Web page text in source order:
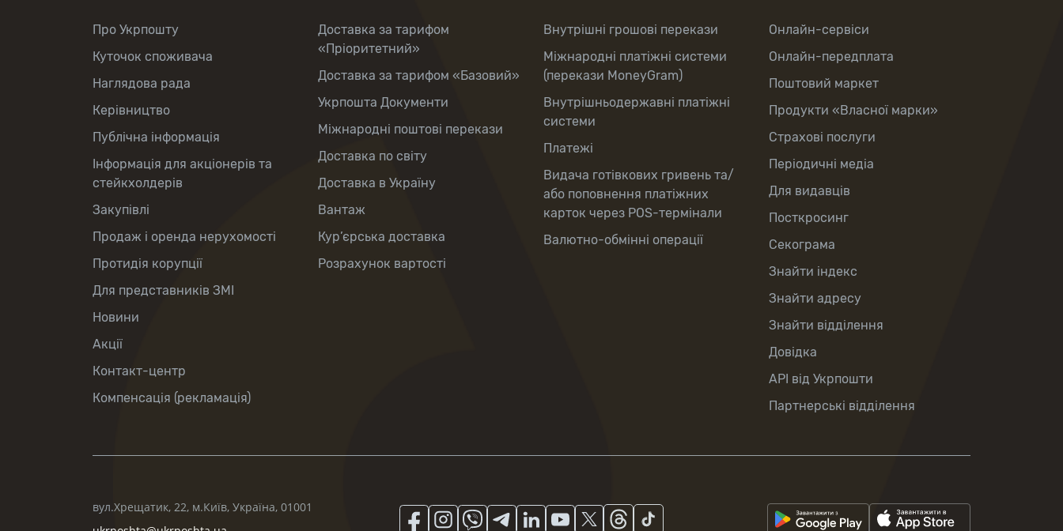
Про Укрпошту
Куточок споживача
Наглядова рада
Керівництво
Публічна інформація
Інформація для акціонерів та
стейкхолдерів
Закупівлі
Продаж і оренда нерухомості
Протидія корупції
Для представників ЗМІ
Новини
Акції
Контакт-центр
Компенсація (рекламація)
Доставка за тарифом
«Пріоритетний»
Доставка за тарифом «Базовий»
Укрпошта Документи
Міжнародні поштові перекази
Доставка по світу
Доставка в Україну
Вантаж
Кур’єрська доставка
Розрахунок вартості
Внутрішні грошові перекази
Міжнародні платіжні системи
(перекази MoneyGram)
Внутрішньодержавні платіжні
системи
Платежі
Видача готівкових гривень та/
або поповнення платіжних
карток через POS-термінали
Валютно-обмінні операції
Онлайн-сервіси
Онлайн-передплата
Поштовий маркет
Продукти «Власної марки»
Страхові послуги
Періодичні медіа
Для видавців
Посткросинг
Секограма
Знайти індекс
Знайти адресу
Знайти відділення
Довідка
API від Укрпошти
Партнерські відділення
вул.Хрещатик, 22, м.Київ, Україна, 01001